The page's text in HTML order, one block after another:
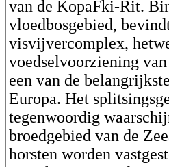
van de KopaFki-Rit.
vloedbosgebied,
visvijvercomplex,
voedselvoorziening
een van de
Europa. Het
tegenwoordig
broedgebied van de
horsten worden